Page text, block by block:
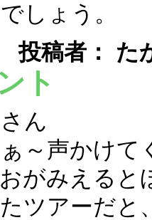
しょう。
投稿者： た
ト
ん
～声かけて
がみえると
ツアーだと